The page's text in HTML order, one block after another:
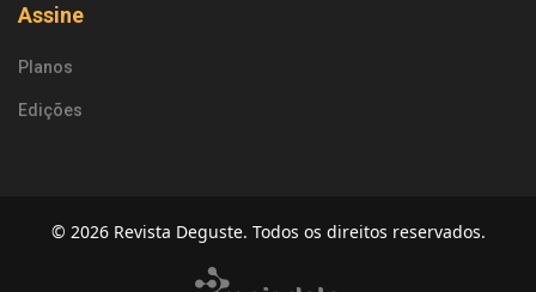
Assine
Planos
Edições
© 2026 Revista Deguste. Todos os direitos reservados.